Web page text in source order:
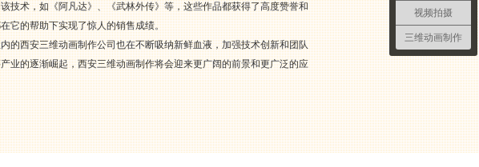
技术，如《阿凡达》、《武林外传》等，这些作品都获得了高度赞誉和
它的帮助下实现了惊人的销售成绩。
的西安三维动画制作公司也在不断吸纳新鲜血液，加强技术创新和团队
业的逐渐崛起，西安三维动画制作将会迎来更广阔的前景和更广泛的应
视频拍摄
三维动画制作